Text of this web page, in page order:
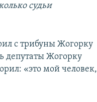
судьи
с трибуны Жогорку
депутаты Жогорку
«это мой человек,